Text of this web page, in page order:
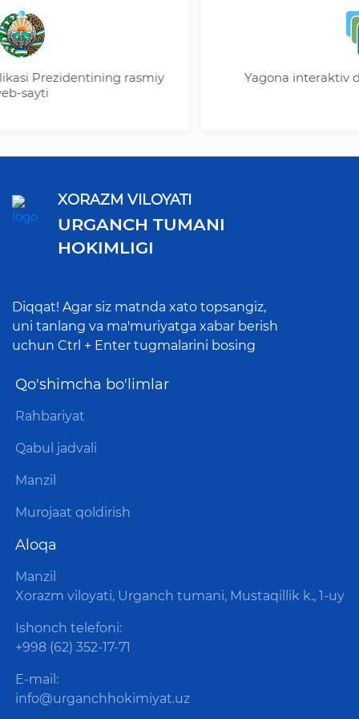
rasmiy
Yagona interaktiv
XORAZM VILOYATI
URGANCH TUMANI
HOKIMLIGI
Diqqat! Agar siz matnda xato topsangiz,
uni tanlang va ma'muriyatga xabar berish
uchun Ctrl + Enter tugmalarini bosing
Qo'shimcha bo'limlar
Rahbariyat
Qabul jadvali
Manzil
Murojaat qoldirish
Aloqa
Manzil
Xorazm viloyati, Urganch tumani, Mustaqillik k., 1-uy
Ishonch telefoni:
+998 (62) 352-17-71
E-mail:
info@urganchhokimiyat.uz